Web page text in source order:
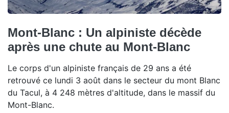
Mont-Blanc : Un alpiniste décède
après une chute au Mont-Blanc
Le corps d'un alpiniste français de 29 ans a été
retrouvé ce lundi 3 août dans le secteur du mont Blanc
du Tacul, à 4 248 mètres d'altitude, dans le massif du
Mont-Blanc.